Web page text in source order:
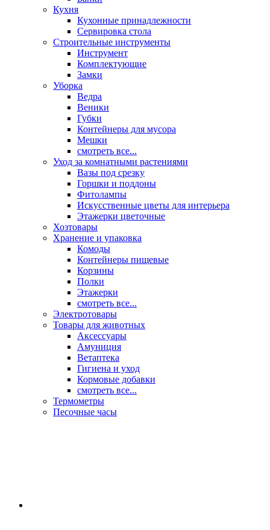
Кухня
Кухонные принадлежности
Сервировка стола
Строительные инструменты
Инструмент
Комплектующие
Замки
Уборка
Ведра
Веники
Губки
Контейнеры для мусора
Мешки
смотреть все...
Уход за комнатными растениями
Вазы под срезку
Горшки и поддоны
Фитолампы
Искусственные цветы для интерьера
Этажерки цветочные
Хозтовары
Хранение и упаковка
Комоды
Контейнеры пищевые
Корзины
Полки
Этажерки
смотреть все...
Электротовары
Товары для животных
Аксессуары
Амуниция
Ветаптека
Гигиена и уход
Кормовые добавки
смотреть все...
Термометры
Песочные часы